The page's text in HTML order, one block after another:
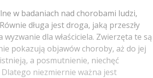
w badaniach nad chorobami ludzi,
długa jest droga, jaką przeszły
dla właściciela. Zwierzęta te są
pokazują objawów choroby, aż do jej
a posmutnienie, niechęć
niezmiernie ważna jest